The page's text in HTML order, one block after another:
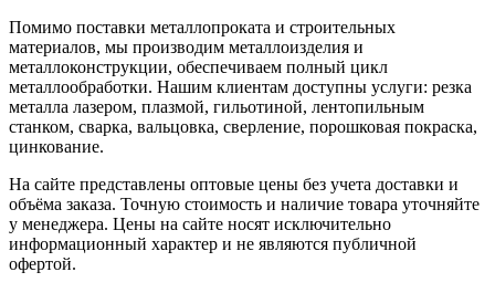
Помимо поставки металлопроката и строительных
материалов, мы производим металлоизделия и
металлоконструкции, обеспечиваем полный цикл
металлообработки. Нашим клиентам доступны услуги: резка
металла лазером, плазмой, гильотиной, лентопильным
станком, сварка, вальцовка, сверление, порошковая покраска,
цинкование.
На сайте представлены оптовые цены без учета доставки и
объёма заказа. Точную стоимость и наличие товара уточняйте
у менеджера. Цены на сайте носят исключительно
информационный характер и не являются публичной
офертой.